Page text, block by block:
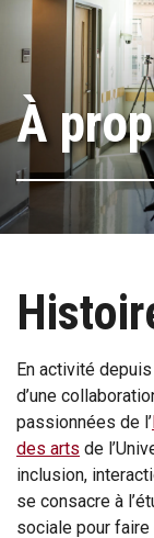
À
En activité
d’une
passionnées de l’
des arts de
inclusion,
se consacre à
sociale pour faire